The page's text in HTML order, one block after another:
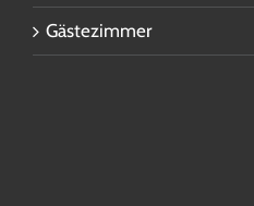
Gästezimmer